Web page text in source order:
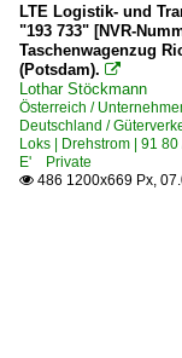
LTE Logistik- und
"193 733" [NVR-
Taschenwagenzug
(Potsdam). 
Lothar Stöckmann
Österreich /
Deutschland /
Loks | Drehstrom | 91
E' Private
 486 1200x669 Px,